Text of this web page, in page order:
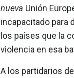
nueva Unión
incapacitado para
los países que la
violencia en esa
A los partidarios